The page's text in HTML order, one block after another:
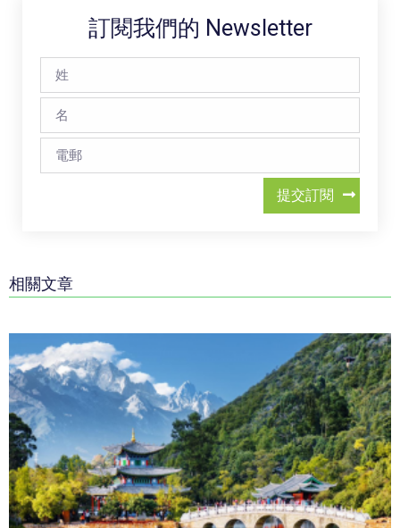
訂閱我們的 Newsletter
提交訂閱
相關文章